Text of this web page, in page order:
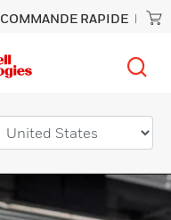
COMMANDE RAPIDE